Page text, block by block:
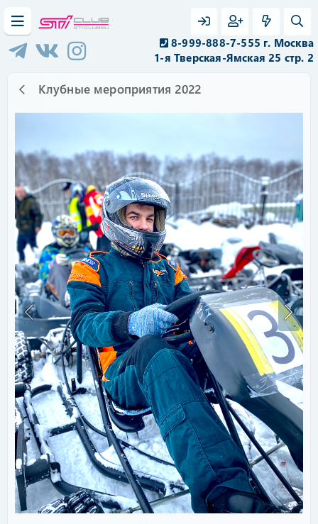
8-999-888-7-555 г. Москва
1-я Тверская-Ямская 25 стр. 2
Клубные мероприятия 2022